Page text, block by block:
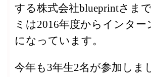
する株式会社blueprintさま
ミは2016年度からインター
になっています。
今年も3年生2名が参加しま